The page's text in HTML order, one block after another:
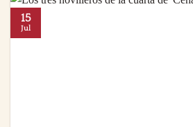
15
Jul